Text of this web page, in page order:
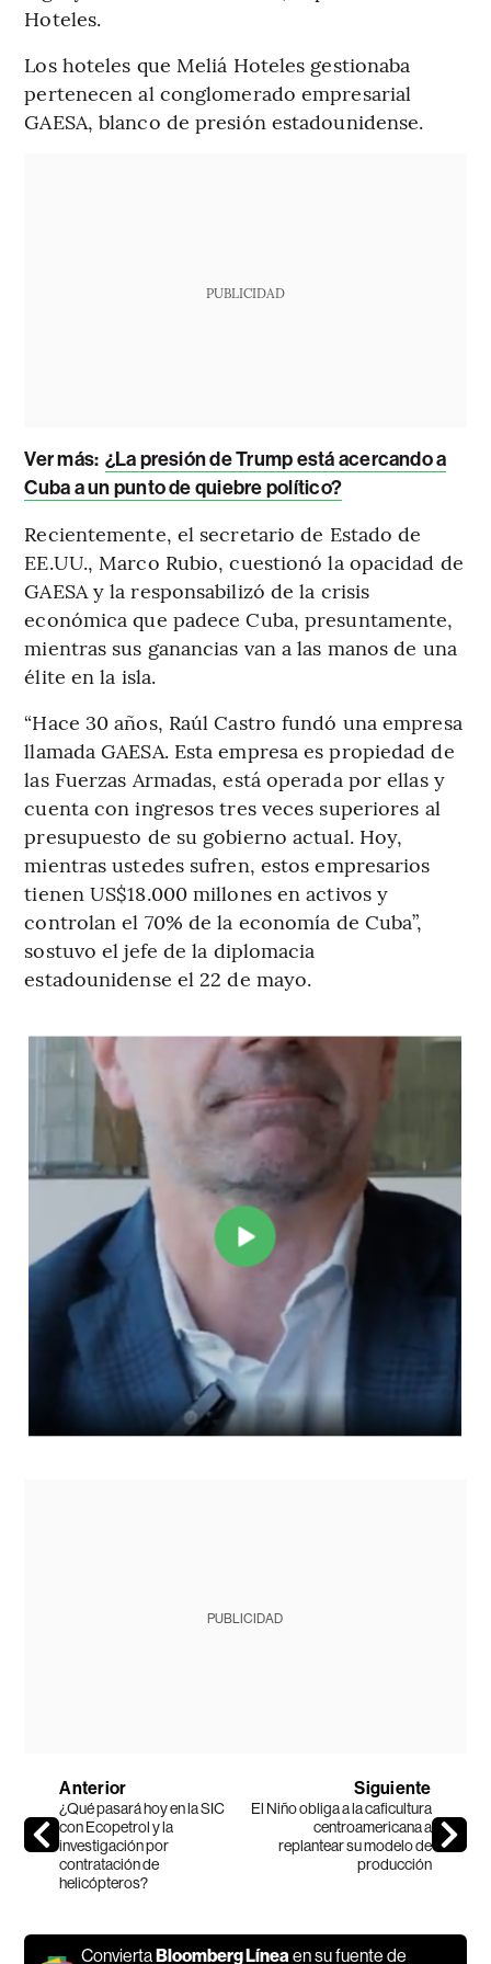
Hoteles.
Los hoteles que Meliá Hoteles gestionaba
pertenecen al conglomerado empresarial
GAESA, blanco de presión estadounidense.
PUBLICIDAD
Ver más: ¿La presión de Trump está acercando a
Cuba a un punto de quiebre político?
Recientemente, el secretario de Estado de
EE.UU., Marco Rubio, cuestionó la opacidad de
GAESA y la responsabilizó de la crisis
económica que padece Cuba, presuntamente,
mientras sus ganancias van a las manos de una
élite en la isla.
“Hace 30 años, Raúl Castro fundó una empresa
llamada GAESA. Esta empresa es propiedad de
las Fuerzas Armadas, está operada por ellas y
cuenta con ingresos tres veces superiores al
presupuesto de su gobierno actual. Hoy,
mientras ustedes sufren, estos empresarios
tienen US$18.000 millones en activos y
controlan el 70% de la economía de Cuba”,
sostuvo el jefe de la diplomacia
estadounidense el 22 de mayo.
PUBLICIDAD
Anterior
¿Qué pasará hoy en la SIC
con Ecopetrol y la
investigación por
contratación de
helicópteros?
Siguiente
El Niño obliga a la caficultura
centroamericana a
replantear su modelo de
producción
ConviertaBloomberg Línea en su fuente de